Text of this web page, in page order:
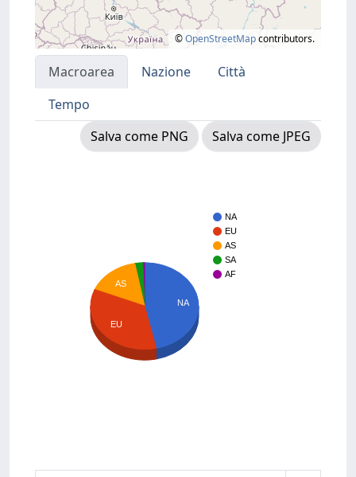
©OpenStreetMapcontributors.
Macroarea Nazione
Città
Tempo
Salva come PNG
Salva come JPEG
NA
EU
AS
SA
AF
NA
AS
EU